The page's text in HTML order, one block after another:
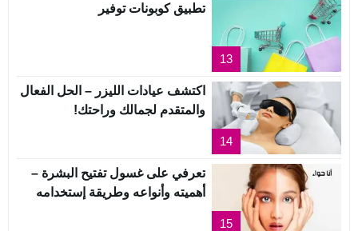
13
تطبيق كوبونات توفير
14
اكتشف عيادات الليزر – الحل الفعال
والمتقدم لجمالك وراحتك!
15
تعرفي على غسول تفتيح البشرة –
أهميته وأنواعه وطريقة إستخدامه